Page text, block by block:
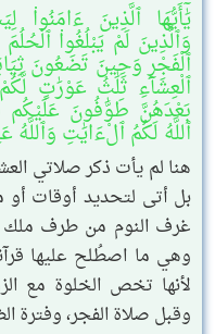
يَٰٓأَيُّهَا ٱلَّذِينَ ءَامَنُوا۟
وَٱلَّذِينَ لَمْ يَبْلُغُوا۟
ٱلْفَجْرِ وَحِينَ تَضَعُونَ
ٱلْعِشَآءِ ثَلَٰثُ عَوْرَٰتٍ
بَعْدَهُنَّ طَوَّٰفُونَ
ٱللَّهُ لَكُمُ ٱلْءَايَٰتِ وَٱللَّهُ
هنا لم يأت ذكر صلاتي
بل أتى لتحديد أوقات أو
غرف النوم من طرف ملك
وهي ما اصطُلح عليها
لأنها تخص الخلوة مع
وقبل صلاة الفجر، وفترة